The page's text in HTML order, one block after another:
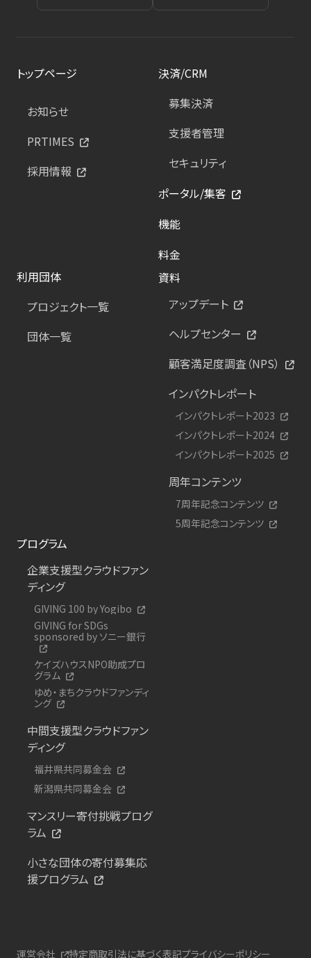
トップページ
お知らせ
PRTIMES
採用情報
決済/CRM
募集決済
支援者管理
セキュリティ
ポータル/集客
機能
料金
利用団体
プロジェクト一覧
団体一覧
資料
アップデート
ヘルプセンター
顧客満足度調査（NPS）
インパクトレポート
インパクトレポート2023
インパクトレポート2024
インパクトレポート2025
周年コンテンツ
7周年記念コンテンツ
5周年記念コンテンツ
プログラム
企業支援型クラウドファン
ディング
GIVING 100 by Yogibo
GIVING for SDGs
sponsored by ソニー銀行
ケイズハウスNPO助成プロ
グラム
ゆめ・まちクラウドファンディ
ング
中間支援型クラウドファン
ディング
福井県共同募金会
新潟県共同募金会
マンスリー寄付挑戦プログ
ラム
小さな団体の寄付募集応
援プログラム
運営会社 特定商取引法に基づく表記プライバシーポリシー